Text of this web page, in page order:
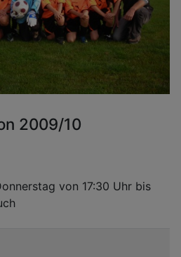
2009/10
von 17:30 Uhr bis